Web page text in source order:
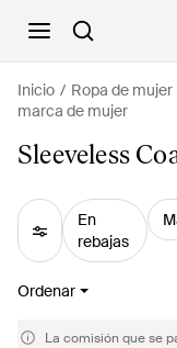
Inicio Ropa de mujer
marca de mujer
Sleeveless
En
rebajas
Ordenar
La comisión que se